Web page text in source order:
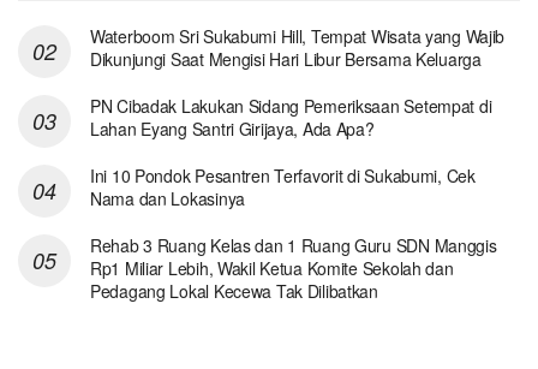
Waterboom Sri Sukabumi Hill, Tempat Wisata yang Wajib
Dikunjungi Saat Mengisi Hari Libur Bersama Keluarga
PN Cibadak Lakukan Sidang Pemeriksaan Setempat di
Lahan Eyang Santri Girijaya, Ada Apa?
Ini 10 Pondok Pesantren Terfavorit di Sukabumi, Cek
Nama dan Lokasinya
Rehab 3 Ruang Kelas dan 1 Ruang Guru SDN Manggis
Rp1 Miliar Lebih, Wakil Ketua Komite Sekolah dan
Pedagang Lokal Kecewa Tak Dilibatkan